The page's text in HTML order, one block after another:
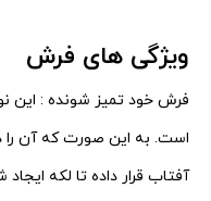
ویژگی های فرش
فرش خود تمیز شونده : این
است. به این صورت که آن
آفتاب قرار داده تا لکه